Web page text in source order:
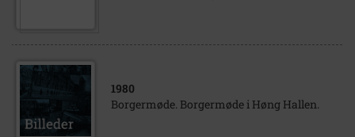
1980
Borgermøde. Borgermøde i Høng Hallen.